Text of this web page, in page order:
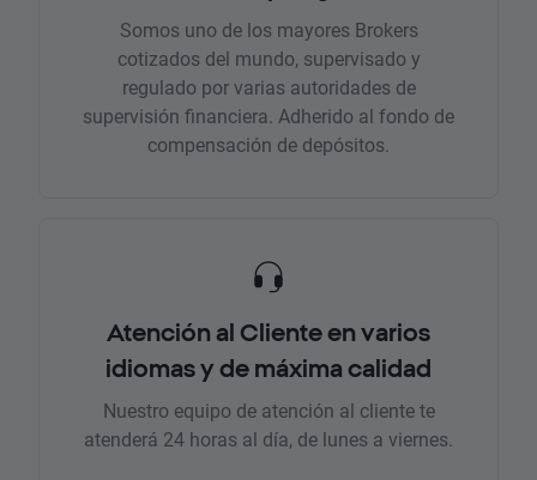
Somos uno de los mayores Brokers
cotizados del mundo, supervisado y
regulado por varias autoridades de
supervisión financiera. Adherido al fondo de
compensación de depósitos.
Atención al Cliente en varios
idiomas y de máxima calidad
Nuestro equipo de atención al cliente te
atenderá 24 horas al día, de lunes a viernes.